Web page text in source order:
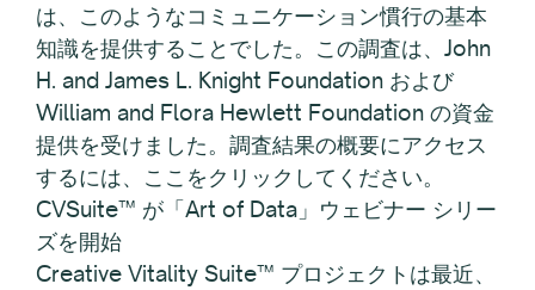
は、このようなコミュニケーション慣行の基本
知識を提供することでした。この調査は、John
H. and James L. Knight Foundation および
William and Flora Hewlett Foundation の資金
提供を受けました。調査結果の概要にアクセス
するには、ここをクリックしてください。
CVSuite™ が「Art of Data」ウェビナー シリー
ズを開始
Creative Vitality Suite™ プロジェクトは最近、